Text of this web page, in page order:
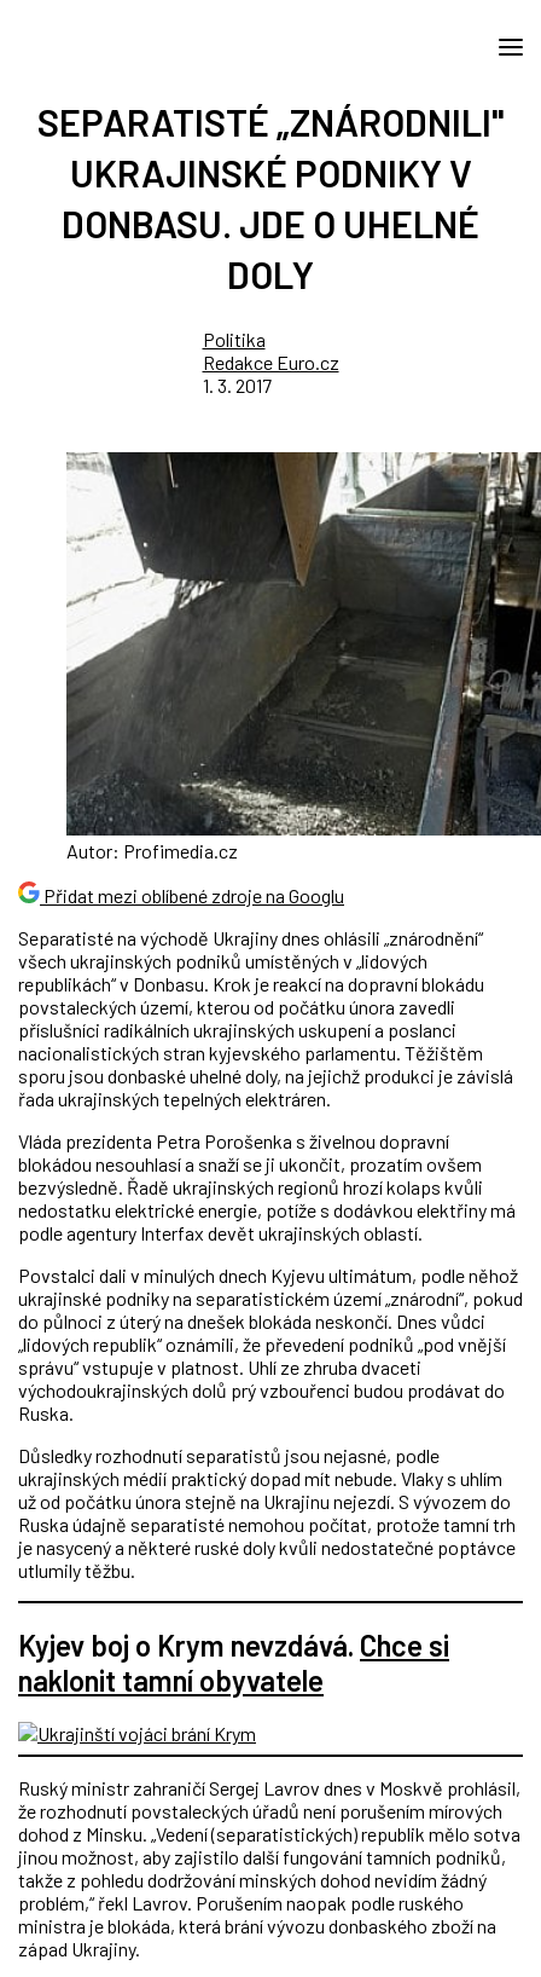
SEPARATISTÉ „ZNÁRODNILI"
UKRAJINSKÉ PODNIKY V
DONBASU. JDE O UHELNÉ
DOLY
Politika
Redakce Euro.cz
1. 3. 2017
Autor: Profimedia.cz
Přidat mezi oblíbené zdroje na Googlu
Separatisté na východě Ukrajiny dnes ohlásili „znárodnění“
všech ukrajinských podniků umístěných v „lidových
republikách“ v Donbasu. Krok je reakcí na dopravní blokádu
povstaleckých území, kterou od počátku února zavedli
příslušníci radikálních ukrajinských uskupení a poslanci
nacionalistických stran kyjevského parlamentu. Těžištěm
sporu jsou donbaské uhelné doly, na jejichž produkci je závislá
řada ukrajinských tepelných elektráren.
Vláda prezidenta Petra Porošenka s živelnou dopravní
blokádou nesouhlasí a snaží se ji ukončit, prozatím ovšem
bezvýsledně. Řadě ukrajinských regionů hrozí kolaps kvůli
nedostatku elektrické energie, potíže s dodávkou elektřiny má
podle agentury Interfax devět ukrajinských oblastí.
Povstalci dali v minulých dnech Kyjevu ultimátum, podle něhož
ukrajinské podniky na separatistickém území „znárodní“, pokud
do půlnoci z úterý na dnešek blokáda neskončí. Dnes vůdci
„lidových republik“ oznámili, že převedení podniků „pod vnější
správu“ vstupuje v platnost. Uhlí ze zhruba dvaceti
východoukrajinských dolů prý vzbouřenci budou prodávat do
Ruska.
Důsledky rozhodnutí separatistů jsou nejasné, podle
ukrajinských médií praktický dopad mít nebude. Vlaky s uhlím
už od počátku února stejně na Ukrajinu nejezdí. S vývozem do
Ruska údajně separatisté nemohou počítat, protože tamní trh
je nasycený a některé ruské doly kvůli nedostatečné poptávce
utlumily těžbu.
Kyjev boj o Krym nevzdává. Chce si
naklonit tamní obyvatele
Ruský ministr zahraničí Sergej Lavrov dnes v Moskvě prohlásil,
že rozhodnutí povstaleckých úřadů není porušením mírových
dohod z Minsku. „Vedení (separatistických) republik mělo sotva
jinou možnost, aby zajistilo další fungování tamních podniků,
takže z pohledu dodržování minských dohod nevidím žádný
problém,“ řekl Lavrov. Porušením naopak podle ruského
ministra je blokáda, která brání vývozu donbaského zboží na
západ Ukrajiny.